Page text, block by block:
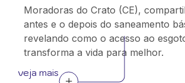
Moradoras do Crato (CE),
antes e o depois do saneamento
revelando como o acesso ao
transforma a vida para melhor.
veja mais